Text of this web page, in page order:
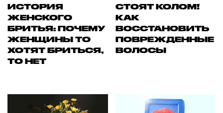
ИСТОРИЯ
ЖЕНСКОГО
БРИТЬЯ: ПОЧЕМУ
ЖЕНЩИНЫ ТО
ХОТЯТ БРИТЬСЯ,
ТО НЕТ
СТОЯТ КОЛОМ!
КАК
ВОССТАНОВИТЬ
ПОВРЕЖДЕННЫЕ
ВОЛОСЫ